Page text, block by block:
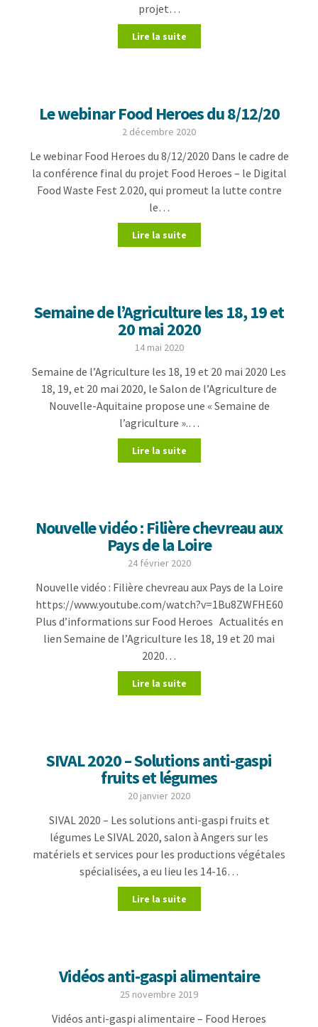
projet…
Lire la suite
Le webinar Food Heroes du 8/12/20
2 décembre 2020
Le webinar Food Heroes du 8/12/2020 Dans le cadre de
la conférence final du projet Food Heroes – le Digital
Food Waste Fest 2.020, qui promeut la lutte contre
le…
Lire la suite
Semaine de l’Agriculture les 18, 19 et
20 mai 2020
14 mai 2020
Semaine de l’Agriculture les 18, 19 et 20 mai 2020 Les
18, 19, et 20 mai 2020, le Salon de l’Agriculture de
Nouvelle-Aquitaine propose une « Semaine de
l’agriculture ».…
Lire la suite
Nouvelle vidéo : Filière chevreau aux
Pays de la Loire
24 février 2020
Nouvelle vidéo : Filière chevreau aux Pays de la Loire
https://www.youtube.com/watch?v=1Bu8ZWFHE60
Plus d’informations sur Food Heroes Actualités en
lien Semaine de l’Agriculture les 18, 19 et 20 mai
2020…
Lire la suite
SIVAL 2020 – Solutions anti-gaspi
fruits et légumes
20 janvier 2020
SIVAL 2020 – Les solutions anti-gaspi fruits et
légumes Le SIVAL 2020, salon à Angers sur les
matériels et services pour les productions végétales
spécialisées, a eu lieu les 14-16…
Lire la suite
Vidéos anti-gaspi alimentaire
25 novembre 2019
Vidéos anti-gaspi alimentaire – Food Heroes